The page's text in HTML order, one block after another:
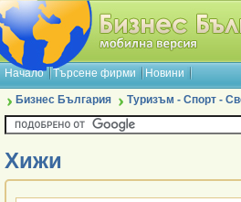
Начало Търсене фирми Новини
Бизнес България Туризъм - Спорт -
Хижи